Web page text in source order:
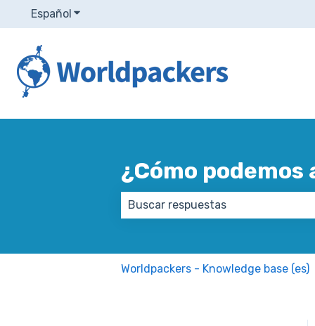
Español Traducciones de Mostrar submenú de
¿Cómo
Worldpackers - Knowledge base (es)